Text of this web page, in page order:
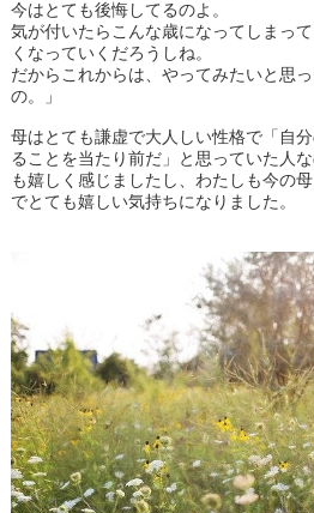
今はとても後悔してるのよ。
気が付いたらこんな歳になってしまっ
くなっていくだろうしね。
だからこれからは、やってみたいと思
の。」
母はとても謙虚で大人しい性格で「自
ることを当たり前だ」と思っていた人
も嬉しく感じましたし、わたしも今の
でとても嬉しい気持ちになりました。